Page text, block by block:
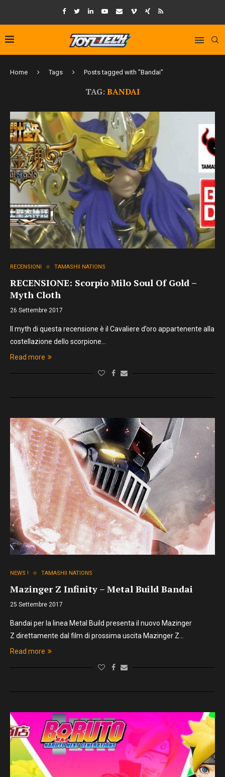
Home Tags Posts tagged with "Bandai"
TAG:BANDAI
RECENSIONI TAMASHII NATIONS
RECENSIONE: Scorpio Milo Soul Of Gold –
Myth Cloth
26 Settembre 2017
Il myth di questa recensione è il Cavaliere d’oro appartenente alla
costellazione dello scorpione…
Read more
NEWS ! TAMASHII NATIONS
Mazinger Z Infinity – Metal Build Bandai
25 Settembre 2017
Bandai per la linea Metal Build presenta il nuovo Mazinger
Z direttamente dal film di prossima uscita Mazinger Z…
Read more